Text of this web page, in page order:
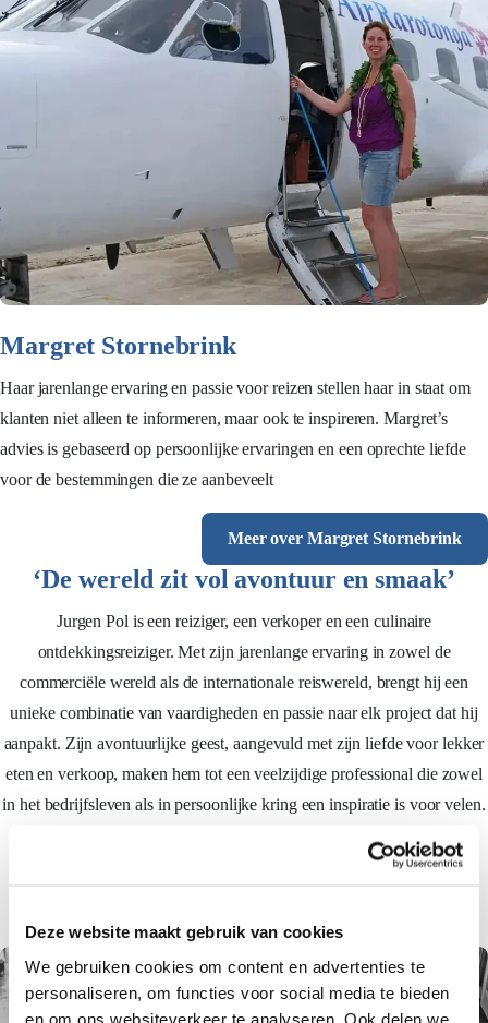
Deze website maakt gebruik van cookies
We gebruiken cookies om content en advertenties te
personaliseren, om functies voor social media te bieden
en om ons websiteverkeer te analyseren. Ook delen we
Margret Stornebrink
Haar jarenlange ervaring en passie voor reizen stellen haar in staat om
klanten niet alleen te informeren, maar ook te inspireren. Margret’s
advies is gebaseerd op persoonlijke ervaringen en een oprechte liefde
voor de bestemmingen die ze aanbeveelt
Meer over Margret Stornebrink
‘De wereld zit vol avontuur en smaak’
Jurgen Pol is een reiziger, een verkoper en een culinaire
ontdekkingsreiziger. Met zijn jarenlange ervaring in zowel de
commerciële wereld als de internationale reiswereld, brengt hij een
unieke combinatie van vaardigheden en passie naar elk project dat hij
aanpakt. Zijn avontuurlijke geest, aangevuld met zijn liefde voor lekker
eten en verkoop, maken hem tot een veelzijdige professional die zowel
in het bedrijfsleven als in persoonlijke kring een inspiratie is voor velen.